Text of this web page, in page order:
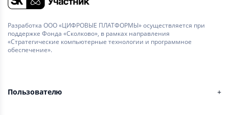
Разработка ООО «ЦИФРОВЫЕ ПЛАТФОРМЫ» осуществляется при
поддержке Фонда «Сколково», в рамках направления
«Стратегические компьютерные технологии и программное
обеспечение».
Пользователю